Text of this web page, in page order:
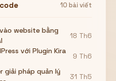
10 bài viết
website bằng
18 Th6
với Plugin Kira
9 Th6
giải pháp quản lý
31 Th5